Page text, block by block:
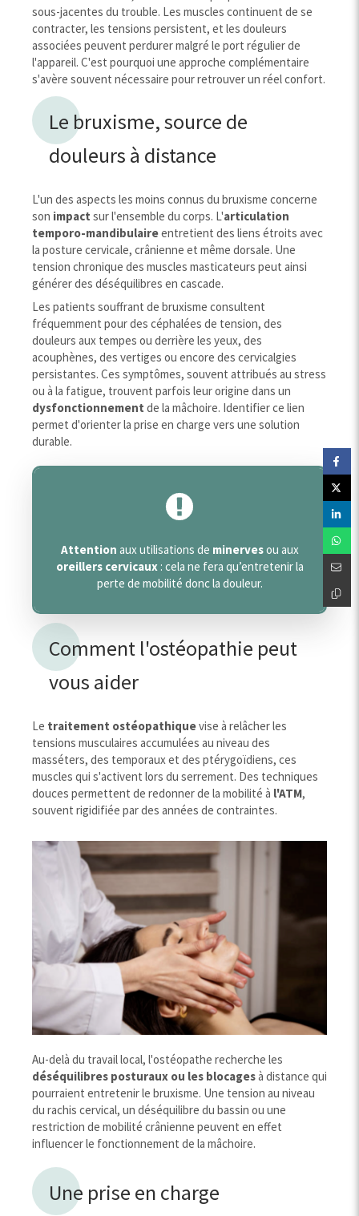
sous-jacentes du trouble. Les muscles continuent de se
contracter, les tensions persistent, et les douleurs
associées peuvent perdurer malgré le port régulier de
l'appareil. C'est pourquoi une approche complémentaire
s'avère souvent nécessaire pour retrouver un réel confort.
Le bruxisme, source de
douleurs à distance
L'un des aspects les moins connus du bruxisme concerne
son impact sur l'ensemble du corps. L'articulation
temporo-mandibulaireentretient des liens étroits avec
la posture cervicale, crânienne et même dorsale. Une
tension chronique des muscles masticateurs peut ainsi
générer des déséquilibres en cascade.
Les patients souffrant de bruxisme consultent
fréquemment pour des céphalées de tension, des
douleurs aux tempes ou derrière les yeux, des
acouphènes, des vertiges ou encore des cervicalgies
persistantes. Ces symptômes, souvent attribués au stress
ou à la fatigue, trouvent parfois leur origine dans un
dysfonctionnement de la mâchoire. Identifier ce lien
permet d'orienter la prise en charge vers une solution
durable.
Attention aux utilisations de minervesou aux
oreillers cervicaux : cela ne fera qu’entretenirla
perte de mobilité donc la douleur.
Comment l'ostéopathie peut
vous aider
Le traitement ostéopathiquevise à relâcher les
tensions musculaires accumulées au niveau des
masséters, des temporaux et des ptérygoïdiens, ces
muscles qui s'activent lors du serrement. Des techniques
douces permettent de redonner de la mobilité à l'ATM,
souvent rigidifiée par des années de contraintes.
Au-delà du travail local, l'ostéopathe recherche les
déséquilibres posturaux ou les blocagesà distance qui
pourraient entretenir le bruxisme. Une tension au niveau
du rachis cervical, un déséquilibre du bassin ou une
restriction de mobilité crânienne peuvent en effet
influencer le fonctionnement de la mâchoire.
Une prise en charge